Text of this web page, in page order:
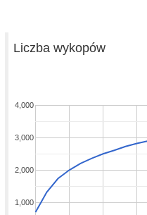
Liczba wykopów
1,000
2,000
3,000
4,000